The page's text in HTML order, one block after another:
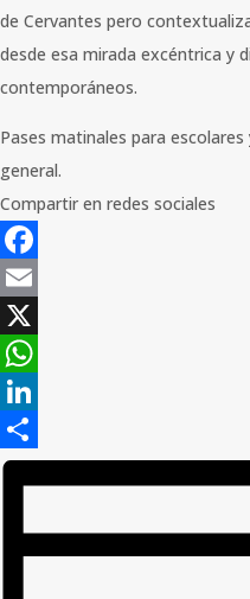
de Cervantes pero
desde esa mirada excéntrica y
contemporáneos.
Pases matinales para
general.
Compartir en redes sociales
Facebook
Email
X
WhatsApp
LinkedIn
Compartir